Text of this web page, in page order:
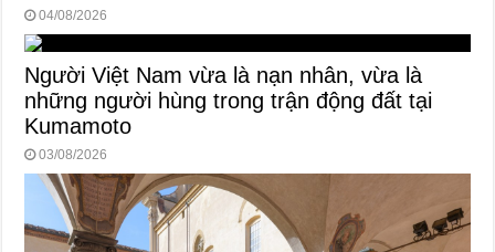
04/08/2026
Người Việt Nam vừa là nạn nhân, vừa là
những người hùng trong trận động đất tại
Kumamoto
03/08/2026